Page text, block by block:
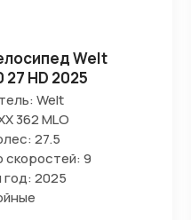
Welt
27 HD 2025
Welt
362 MLO
27.5
скоростей: 9
2025